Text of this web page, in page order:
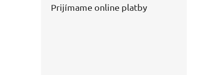
Prijímame online platby